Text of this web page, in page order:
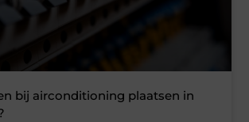
bij airconditioning plaatsen in